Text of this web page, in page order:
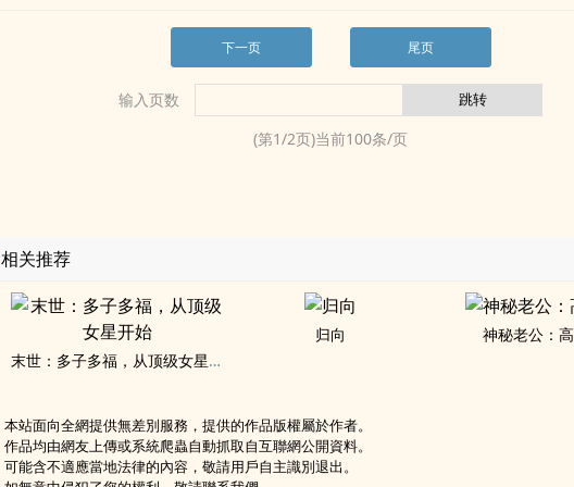
下一页 尾页
输入页数
(第1/2页)当前100条/页
相关推荐
末世：多子多福，从顶级女星开始
归向 神秘老公：
本站面向全網提供無差別服務，提供的作品版權屬於作者。
作品均由網友上傳或系統爬蟲自動抓取自互聯網公開資料。
可能含不適應當地法律的內容，敬請用戶自主識別退出。